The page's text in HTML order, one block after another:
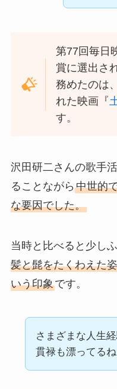
第77回毎日
賞に選出さ
務めたのは
れた映画『
す。
沢田研二さんの歌手
ることながら 中世的
な要因でした。
当時と比べると少し
髪と髭をたくわえた
いう印象です。
さまざまな人生
貫禄も漂ってるね